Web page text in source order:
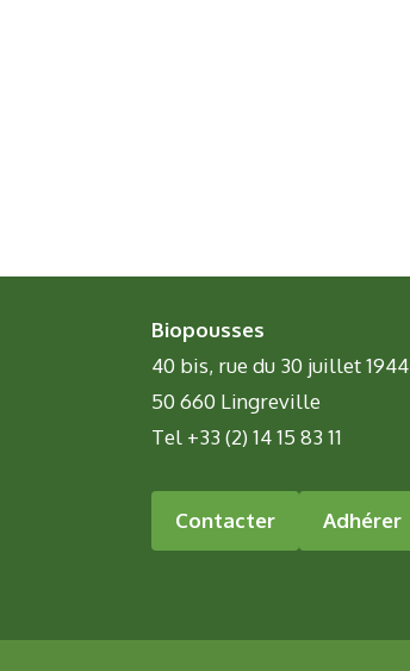
Biopousses
40 bis, rue du 30 juillet 1944
50 660 Lingreville
Tel +33 (2) 14 15 83 11
Contacter Adhérer